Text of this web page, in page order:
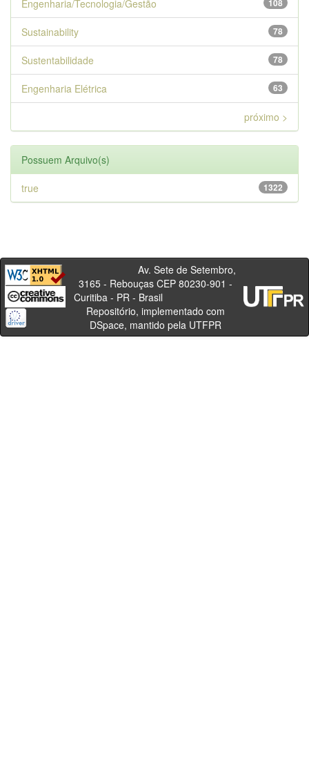
108
Engenharia/Tecnologia/Gestão
78
Sustainability
78
Sustentabilidade
63
Engenharia Elétrica
próximo >
Possuem Arquivo(s)
1322
true
Av. Sete de Setembro,
3165 - Rebouças CEP 80230-901 -
Curitiba - PR - Brasil
Repositório, implementado com
DSpace, mantido pela UTFPR